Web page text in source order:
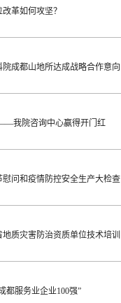
革如何攻坚？
成都山地所达成战略合作意向
我院咨询中心赢得开门红
慰问和疫情防控安全生产大检查
质灾害防治资质单位技术培训
都服务业企业100强”